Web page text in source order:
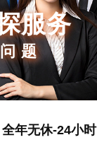
服务
题
全年无休-24小时